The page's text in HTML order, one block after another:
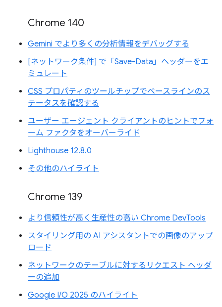
Chrome 140
Gemini でより多くの分析情報をデバッグする
[ネットワーク条件] で「Save-Data」ヘッダーをエ
ミュレート
CSS プロパティのツールチップでベースラインのス
テータスを確認する
ユーザー エージェント クライアントのヒントでフォ
ーム ファクタをオーバーライド
Lighthouse 12.8.0
その他のハイライト
Chrome 139
より信頼性が高く生産性の高い Chrome DevTools
スタイリング用の AI アシスタントでの画像のアップ
ロード
ネットワークのテーブルに対するリクエスト ヘッダ
ーの追加
Google I/O 2025 のハイライト